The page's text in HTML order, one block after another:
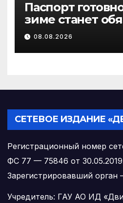
Паспорт
зиме станет
лицензионным
требованием
управляющих
08.08.2026
СЕТЕВОЕ ИЗДАНИЕ
Регистрационный номер
ФС 77 — 75846 от
Зарегистрировавший орган
Учредитель: ГАУ АО ИД